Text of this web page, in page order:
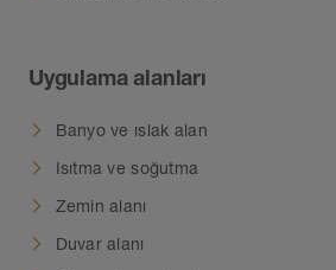
Uygulama alanları
Banyo ve ıslak alan
Isıtma ve soğutma
Zemin alanı
Duvar alanı